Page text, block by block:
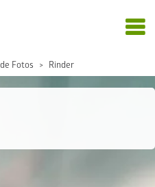
Fotos Rinder